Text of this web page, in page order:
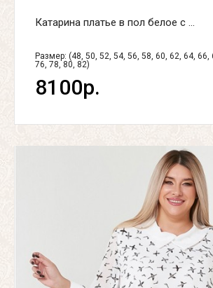
Катарина платье в пол белое с ...
Размер: (48, 50, 52, 54, 56, 58, 60, 62, 64, 66,
76, 78, 80, 82)
8100р.